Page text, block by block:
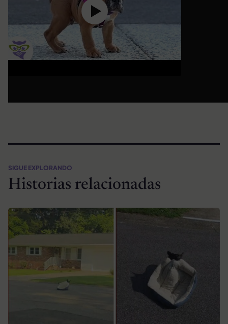
SIGUE EXPLORANDO
Historias relacionadas